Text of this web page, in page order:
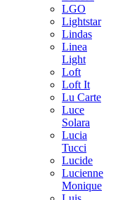
LGO
Lightstar
Lindas
Linea
Light
Loft
Loft It
Lu Carte
Luce
Solara
Lucia
Tucci
Lucide
Lucienne
Monique